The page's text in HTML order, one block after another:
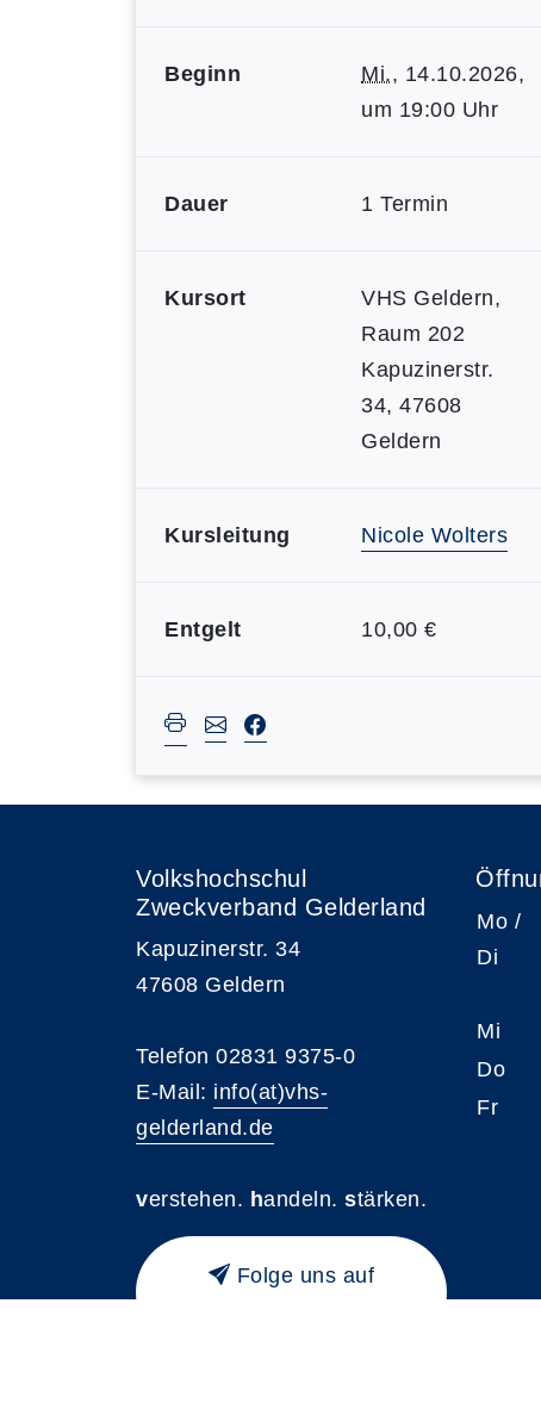
Beginn Mi., 14.10.2026,
um 19:00 Uhr
Dauer 1 Termin
Kursort
VHS Geldern,
Raum 202
Kapuzinerstr.
34, 47608
Geldern
Kursleitung Nicole Wolters
Entgelt 10,00 €
Volkshochschul
Zweckverband Gelderland
Kapuzinerstr. 34
47608 Geldern
Telefon 02831 9375-0
E-Mail: info(at)vhs-
gelderland.de
verstehen. handeln. stärken.
Folge uns auf
Mo /
Di
Mi
Do
Fr